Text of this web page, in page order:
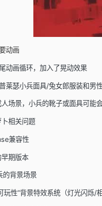
动画
动画循环，加入了晃动效果
莱瑟小兵面具/兔女郎服装和男
场景，小兵的靴子或面具可能
相关问题
兼容性
期版本
的背景场景
玩性”背景特效系统（灯光闪烁/